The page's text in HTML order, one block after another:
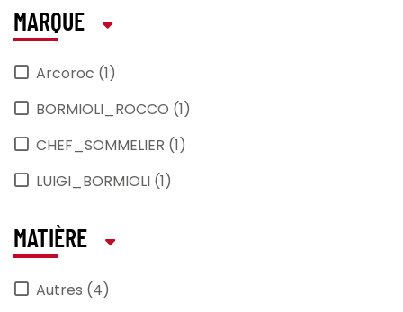
MARQUE
Arcoroc (1)
BORMIOLI_ROCCO (1)
CHEF_SOMMELIER (1)
LUIGI_BORMIOLI (1)
MATIÈRE
Autres (4)